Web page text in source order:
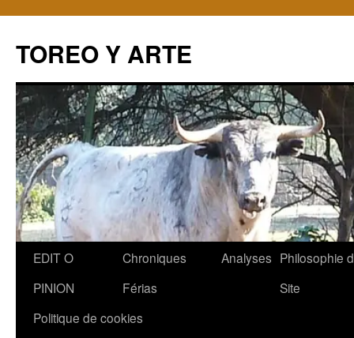
TOREO Y ARTE
Aller
contenu
EDIT O
PINION
Chroniques
Férias
Analyses Philosophie
Site
Politique de cookies